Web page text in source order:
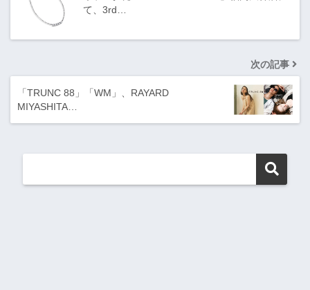
て、3rd…
次の記事
「TRUNC 88」「WM」、RAYARD
MIYASHITA…